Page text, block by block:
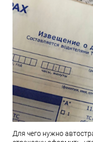
Для чего нужно